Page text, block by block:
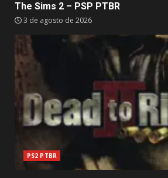
The Sims 2 – PSP PTBR
3 de agosto de 2026
PS2 PTBR